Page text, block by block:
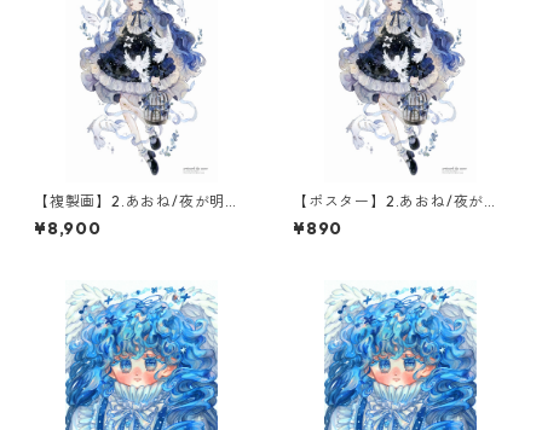
【複製画】2.あおね/夜が明け
るまで(1点限定)
¥8,900
【ポスター】2.あおね/夜が明
けるまで
¥890